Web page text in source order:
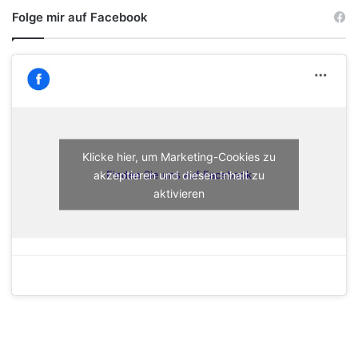
Folge mir auf Facebook
Finden Sie uns auf Facebook
Klicke hier, um Marketing-Cookies zu
akzeptieren und diesen Inhalt zu
aktivieren